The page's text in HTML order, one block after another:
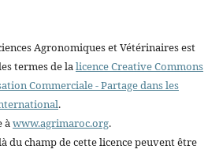
Agronomiques et Vétérinaires est
termes de lalicence Creative Commons
Commerciale - Partage dans les
.
àwww.agrimaroc.org.
du champ de cette licence peuvent être